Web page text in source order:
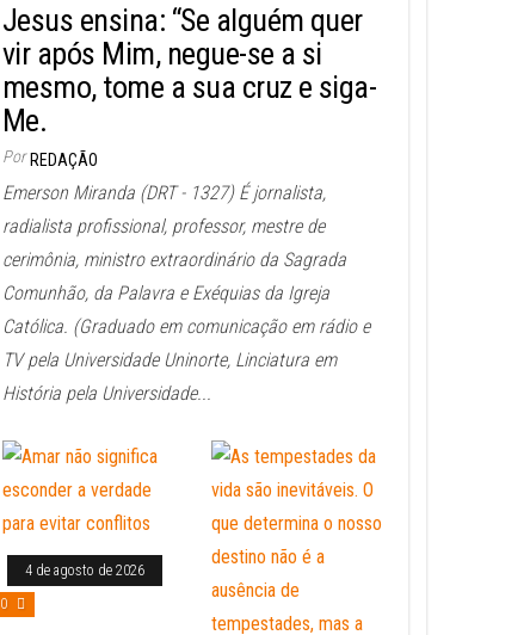
Jesus ensina: “Se alguém quer
vir após Mim, negue-se a si
mesmo, tome a sua cruz e siga-
Me.
Por REDAÇÃO
Emerson Miranda (DRT - 1327) É jornalista,
radialista profissional, professor, mestre de
cerimônia, ministro extraordinário da Sagrada
Comunhão, da Palavra e Exéquias da Igreja
Católica. (Graduado em comunicação em rádio e
TV pela Universidade Uninorte, Linciatura em
História pela Universidade...
4 de agosto de 2026
0